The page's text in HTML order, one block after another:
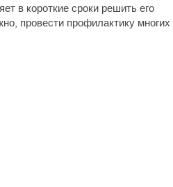
в короткие сроки решить его
провести профилактику многих